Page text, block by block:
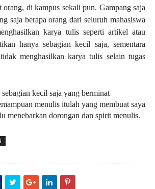
di kampus sekali pun. Gampang saja
saja berapa orang dari seluruh mahasiswa
karya tulis seperti artikel atau
hanya sebagian kecil saja, sementara
menghasilkan karya tulis selain tugas
kecil saja yang berminat
menulis itulah yang membuat saya
menebarkan dorongan dan spirit menulis.